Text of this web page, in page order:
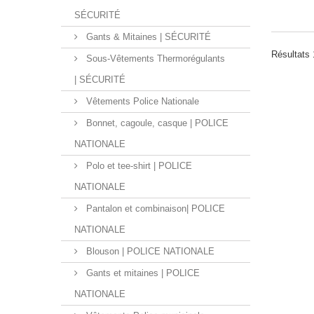
SÉCURITÉ
Gants & Mitaines | SÉCURITÉ
Sous-Vêtements Thermorégulants
| SÉCURITÉ
Vêtements Police Nationale
Bonnet, cagoule, casque | POLICE
NATIONALE
Polo et tee-shirt | POLICE
NATIONALE
Pantalon et combinaison| POLICE
NATIONALE
Blouson | POLICE NATIONALE
Gants et mitaines | POLICE
NATIONALE
Résultats